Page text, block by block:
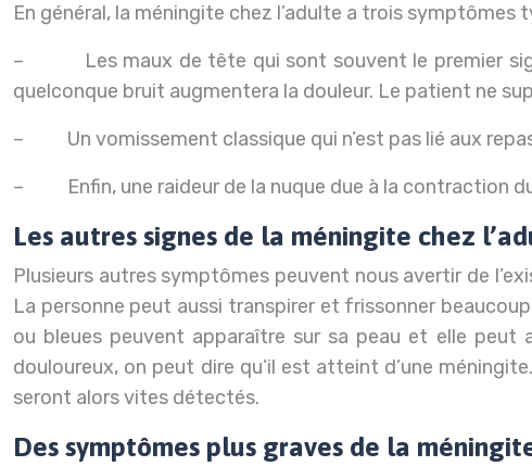
En général, la méningite chez l’adulte a trois symptômes
– Les maux de tête qui sont souvent le premier
quelconque bruit augmentera la douleur. Le patient ne
– Un vomissement classique qui n’est pas lié aux
– Enfin, une raideur de la nuque due à la contraction du
Les autres signes de la méningite chez
Plusieurs autres symptômes peuvent nous avertir de
La personne peut aussi transpirer et frissonner
ou bleues peuvent apparaître sur sa peau et elle
douloureux, on peut dire qu’il est atteint d’une
seront alors vites détectés.
Des symptômes plus graves de la